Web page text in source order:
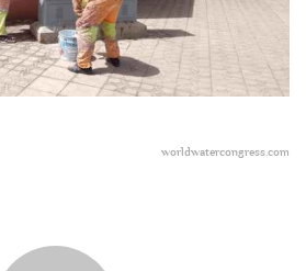
worldwatercongress.com